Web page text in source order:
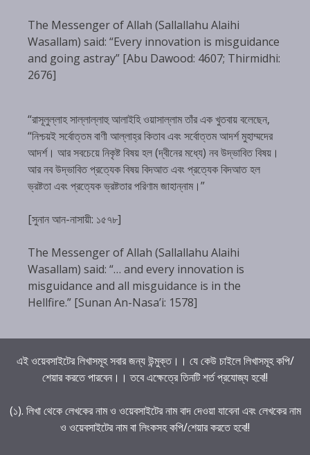
The Messenger of Allah (Sallallahu Alaihi
Wasallam) said: “Every innovation is misguidance
and going astray” [Abu Dawood: 4607; Thirmidhi:
2676]
“রাসূলুল্লাহ সাল্লাল্লাহু আলাইহি ওয়াসাল্লাম তাঁর এক খুতবায় বলেছেন,
“নিশ্চয়ই সর্বোত্তম বাণী আল্লাহ্‌র কিতাব এবং সর্বোত্তম আদর্শ মুহাম্মদের
আদর্শ। আর সবচেয়ে নিকৃষ্ট বিষয় হল (দ্বীনের মধ্যে) নব উদ্ভাবিত বিষয়।
আর নব উদ্ভাবিত প্রত্যেক বিষয় বিদআত এবং প্রত্যেক বিদআত হল
ভ্রষ্টতা এবং প্রত্যেক ভ্রষ্টতার পরিণাম জাহান্নাম।”
[সুনান আন-নাসায়ী: ১৫৭৮]
The Messenger of Allah (Sallallahu Alaihi
Wasallam) said: “… and every innovation is
misguidance and all misguidance is in the
Hellfire.” [Sunan An-Nasa’i: 1578]
এই ওয়েবসাইটের লিখাসমূহ সবার জন্য উন্মুক্ত।। যে কেউ চাইলে লিখাসমূহ কপি/
শেয়ার করতে পারবেন।। তবে এক্ষেত্রে তিনটি শর্ত প্রযোজ্য হবে!!
(১). লিখা থেকে লেখকের নাম ও ওয়েবসাইটের নাম বাদ দেওয়া যাবেনা এবং লেখকের নাম
ও ওয়েবসাইটের নাম বা লিংকসহ কপি/শেয়ার করতে হবে!!